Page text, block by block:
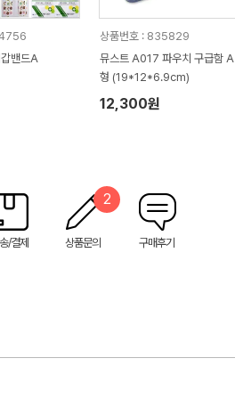
밴드A
상품번호 : 835829
뮤스트 A017 파우치 구급함 A
형 (19*12*6.9cm)
12,300원
/결제 상품문의
2
구매후기